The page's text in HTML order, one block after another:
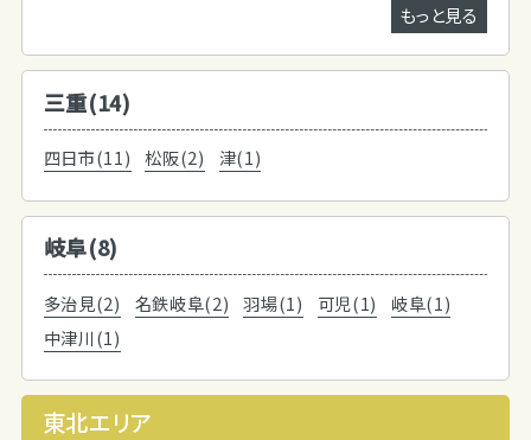
もっと見る
三重(14)
四日市(11) 松阪(2) 津(1)
岐阜(8)
多治見(2) 名鉄岐阜(2) 羽場(1) 可児(1)
岐阜(1)
中津川(1)
東北エリア